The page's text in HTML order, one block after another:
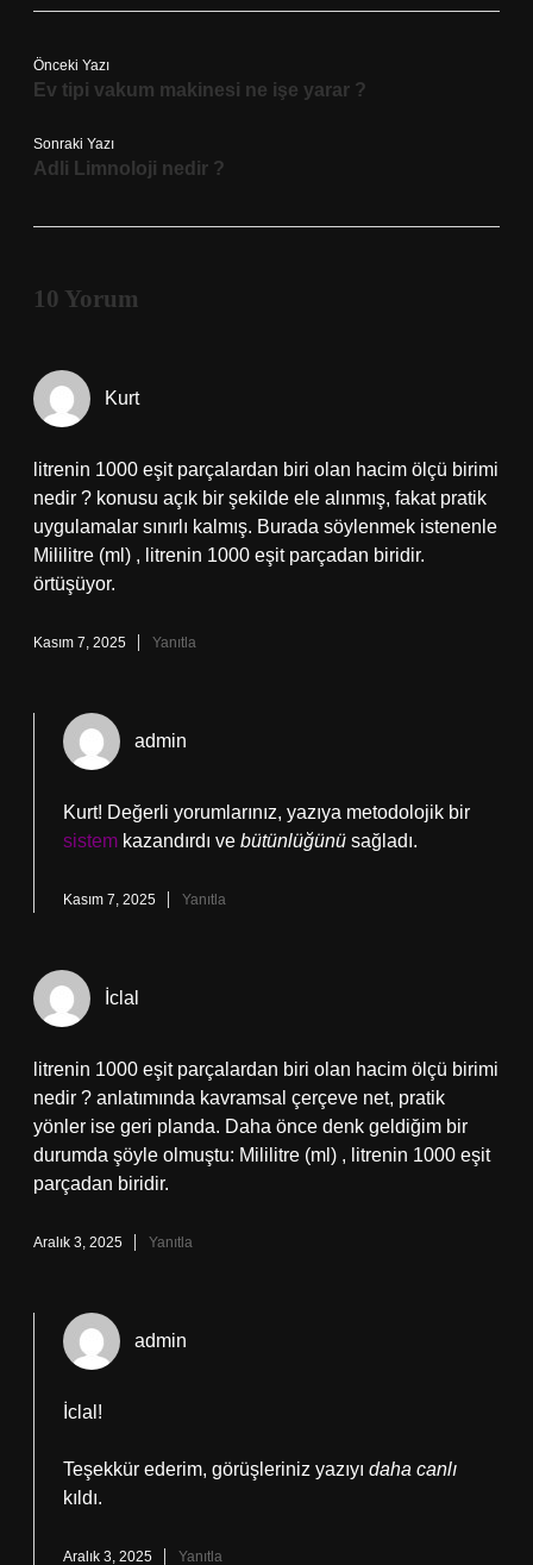
Önceki Yazı
Ev tipi vakum makinesi ne işe yarar ?
Sonraki Yazı
Adli Limnoloji nedir ?
10 Yorum
Kurt
litrenin 1000 eşit parçalardan biri olan hacim ölçü birimi
nedir ? konusu açık bir şekilde ele alınmış, fakat pratik
uygulamalar sınırlı kalmış. Burada söylenmek istenenle
Mililitre (ml) , litrenin 1000 eşit parçadan biridir.
örtüşüyor.
Kasım 7, 2025 Yanıtla
admin
Kurt! Değerli yorumlarınız, yazıya metodolojik bir
sistem kazandırdı ve bütünlüğünü sağladı.
Kasım 7, 2025 Yanıtla
İclal
litrenin 1000 eşit parçalardan biri olan hacim ölçü birimi
nedir ? anlatımında kavramsal çerçeve net, pratik
yönler ise geri planda. Daha önce denk geldiğim bir
durumda şöyle olmuştu: Mililitre (ml) , litrenin 1000 eşit
parçadan biridir.
Aralık 3, 2025 Yanıtla
admin
İclal!
Teşekkür ederim, görüşleriniz yazıyı daha canlı
kıldı.
Aralık 3, 2025 Yanıtla